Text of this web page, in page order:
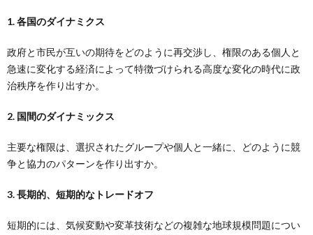
1. 各国のダイナミクス
政府と市民が互いの期待をどのように再交渉し、権限のある個人と
急速に変化する経済によって特徴づけられる高度な変化の時代に政
治秩序を作り出すか。
2. 国間のダイナミックス
主要な権限は、選択されたグループや個人と一緒に、どのように競
争と協力のパターンを作り出すか。
3. 長期的、短期的なトレードオフ
短期的には、気候変動や変革技術などの複雑な地球規模問題につい